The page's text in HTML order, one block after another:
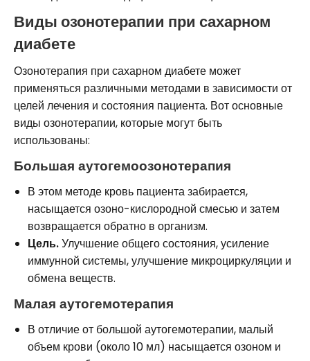
Виды озонотерапии при сахарном
диабете
Озонотерапия при сахарном диабете может
применяться различными методами в зависимости от
целей лечения и состояния пациента. Вот основные
виды озонотерапии, которые могут быть
использованы:
Большая аутогемоозонотерапия
В этом методе кровь пациента забирается,
насыщается озоно-кислородной смесью и затем
возвращается обратно в организм.
Цель.Улучшение общего состояния, усиление
иммунной системы, улучшение микроциркуляции и
обмена веществ.
Малая аутогемотерапия
В отличие от большой аутогемотерапии, малый
объем крови (около 10 мл) насыщается озоном и